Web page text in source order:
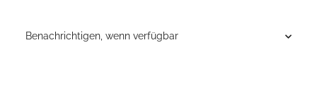
Benachrichtigen, wenn verfügbar